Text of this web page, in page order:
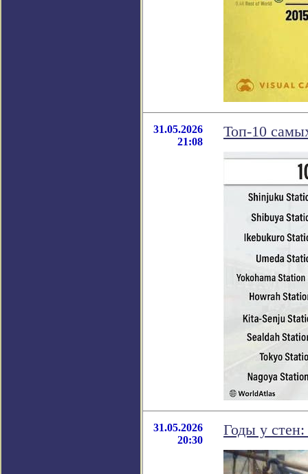
31.05.2026
21:08
Топ-10
31.05.2026
20:30
Годы у